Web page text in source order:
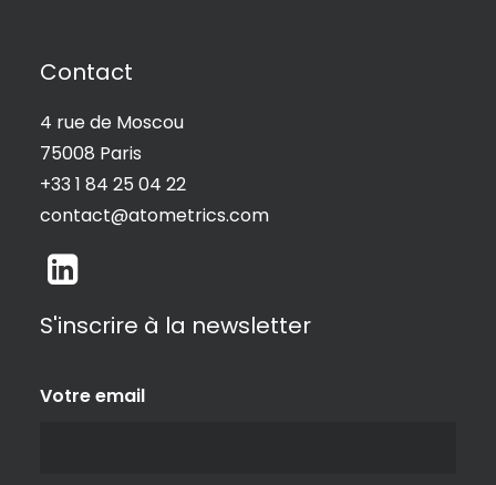
Contact
4 rue de Moscou
75008 Paris
+33 1 84 25 04 22
contact@atometrics.com
S'inscrire à la newsletter
Votre email